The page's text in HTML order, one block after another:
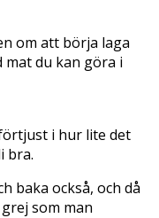
om att börja laga
mat du kan göra i
i hur lite det
bra.
baka också, och då
som man